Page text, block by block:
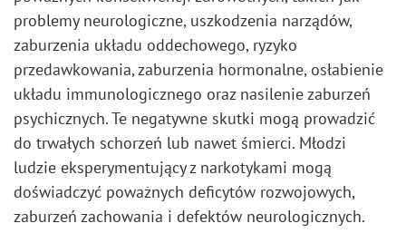
problemy neurologiczne, uszkodzenia narządów,
zaburzenia układu oddechowego, ryzyko
przedawkowania, zaburzenia hormonalne, osłabienie
układu immunologicznego oraz nasilenie zaburzeń
psychicznych. Te negatywne skutki mogą prowadzić
do trwałych schorzeń lub nawet śmierci. Młodzi
ludzie eksperymentujący z narkotykami mogą
doświadczyć poważnych deficytów rozwojowych,
zaburzeń zachowania i defektów neurologicznych.